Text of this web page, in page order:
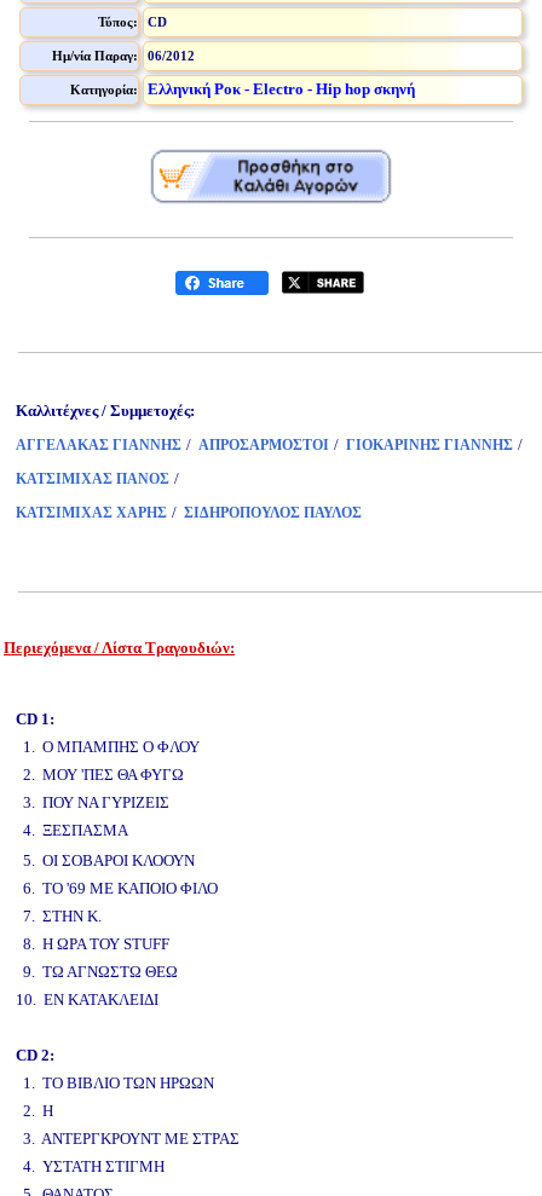
Τύπος: CD
Ημ/νία Παραγ: 06/2012
Κατηγορία: Ελληνική Ροκ - Electro - Hip hop σκηνή
Καλλιτέχνες / Συμμετοχές:
ΑΓΓΕΛΑΚΑΣ ΓΙΑΝΝΗΣ / ΑΠΡΟΣΑΡΜΟΣΤΟΙ / ΓΙΟΚΑΡΙΝΗΣ ΓΙΑΝΝΗΣ /
ΚΑΤΣΙΜΙΧΑΣ ΠΑΝΟΣ /
ΚΑΤΣΙΜΙΧΑΣ ΧΑΡΗΣ / ΣΙΔΗΡΟΠΟΥΛΟΣ ΠΑΥΛΟΣ
Περιεχόμενα / Λίστα Τραγουδιών:
CD 1:
1. Ο ΜΠΑΜΠΗΣ Ο ΦΛΟΥ
2. ΜΟΥ 'ΠΕΣ ΘΑ ΦΥΓΩ
3. ΠΟΥ ΝΑ ΓΥΡΙΖΕΙΣ
4. ΞΕΣΠΑΣΜΑ
5. ΟΙ ΣΟΒΑΡΟΙ ΚΛΟΟΥΝ
6. ΤΟ '69 ΜΕ ΚΑΠΟΙΟ ΦΙΛΟ
7. ΣΤΗΝ Κ.
8. Η ΩΡΑ ΤΟΥ STUFF
9. ΤΩ ΑΓΝΩΣΤΩ ΘΕΩ
10. ΕΝ ΚΑΤΑΚΛΕΙΔΙ
CD 2:
1. ΤΟ ΒΙΒΛΙΟ ΤΩΝ ΗΡΩΩΝ
2. Η
3. ΑΝΤΕΡΓΚΡΟΥΝΤ ΜΕ ΣΤΡΑΣ
4. ΥΣΤΑΤΗ ΣΤΙΓΜΗ